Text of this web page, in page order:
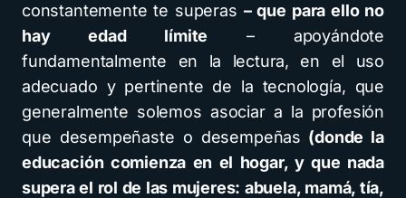
constantemente te superas – que para ello no
hay edad límite – apoyándote
fundamentalmente en la lectura, en el uso
adecuado y pertinente de la tecnología, que
generalmente solemos asociar a la profesión
que desempeñaste o desempeñas (donde la
educación comienza en el hogar, y que nada
supera el rol de las mujeres: abuela, mamá, tía,